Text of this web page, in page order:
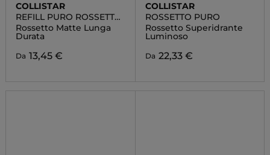
COLLISTAR
REFILL PURO ROSSETTO
MATTE
Rossetto Matte Lunga
Durata
Da 13,45 €
COLLISTAR
ROSSETTO PURO
Rossetto Superidrante
Luminoso
Da 22,33 €